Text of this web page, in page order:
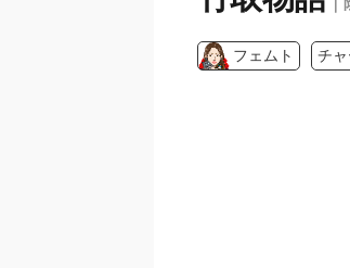
フェムト チ